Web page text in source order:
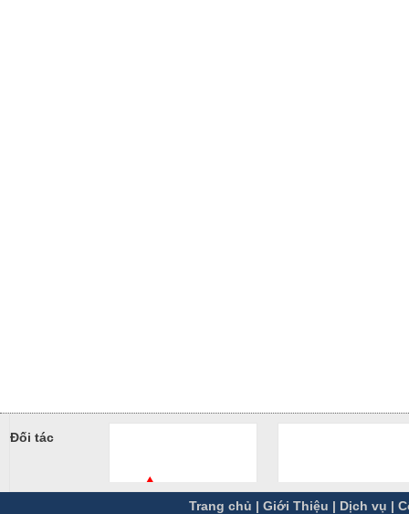
Đối tác
Trang chủ | Giới Thiệu | Dịch vụ |